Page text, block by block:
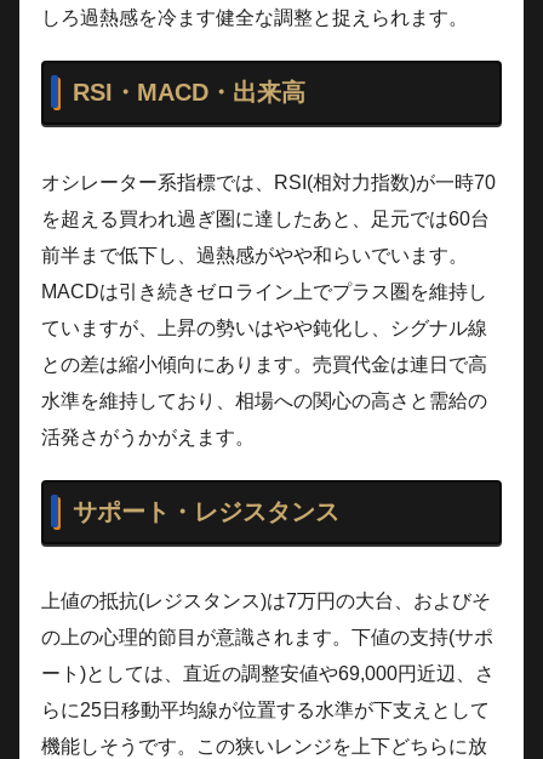
しろ過熱感を冷ます健全な調整と捉えられます。
RSI・MACD・出来高
オシレーター系指標では、RSI(相対力指数)が一時70
を超える買われ過ぎ圏に達したあと、足元では60台
前半まで低下し、過熱感がやや和らいでいます。
MACDは引き続きゼロライン上でプラス圏を維持し
ていますが、上昇の勢いはやや鈍化し、シグナル線
との差は縮小傾向にあります。売買代金は連日で高
水準を維持しており、相場への関心の高さと需給の
活発さがうかがえます。
サポート・レジスタンス
上値の抵抗(レジスタンス)は7万円の大台、およびそ
の上の心理的節目が意識されます。下値の支持(サポ
ート)としては、直近の調整安値や69,000円近辺、さ
らに25日移動平均線が位置する水準が下支えとして
機能しそうです。この狭いレンジを上下どちらに放